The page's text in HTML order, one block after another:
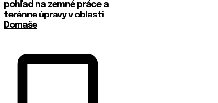
pohľad na zemné práce a
terénne úpravy v oblasti
Domaše